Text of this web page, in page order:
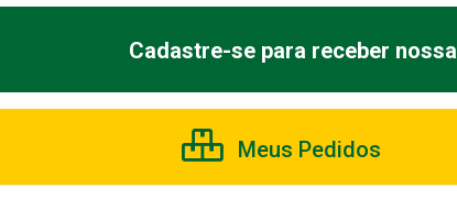
Cadastre-se para receber
Meus Pedidos